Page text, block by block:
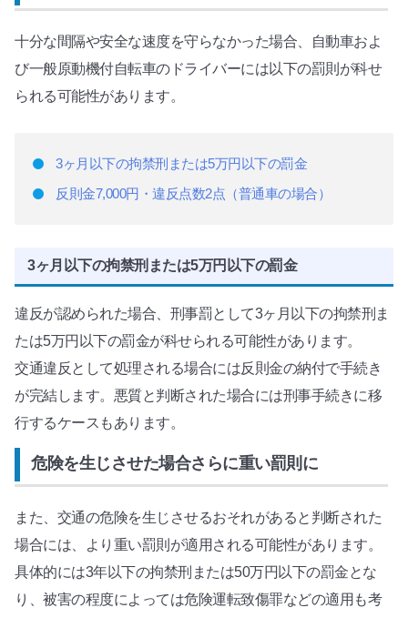
十分な間隔や安全な速度を守らなかった場合、自動車およ
び一般原動機付自転車のドライバーには以下の罰則が科せ
られる可能性があります。
3ヶ月以下の拘禁刑または5万円以下の罰金
反則金7,000円・違反点数2点（普通車の場合）
3ヶ月以下の拘禁刑または5万円以下の罰金
違反が認められた場合、刑事罰として3ヶ月以下の拘禁刑ま
たは5万円以下の罰金が科せられる可能性があります。
交通違反として処理される場合には反則金の納付で手続き
が完結します。悪質と判断された場合には刑事手続きに移
行するケースもあります。
危険を生じさせた場合さらに重い罰則に
また、交通の危険を生じさせるおそれがあると判断された
場合には、より重い罰則が適用される可能性があります。
具体的には3年以下の拘禁刑または50万円以下の罰金とな
り、被害の程度によっては危険運転致傷罪などの適用も考